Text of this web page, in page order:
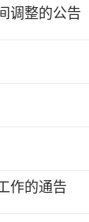
调整的公告
作的通告